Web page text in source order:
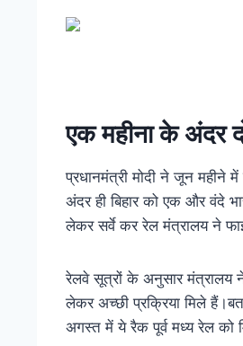
एक महीना के अंदर
प्रधानमंत्री मोदी ने जून
अंदर ही बिहार को एक और वंदे
लेकर सर्वे कर रेल मंत्रालय ने
रेलवे सूत्रों के अनुसार मंत्रालय
लेकर अच्छी प्रक्रिया मिले
अगस्त में ये रैक पूर्व मध्य रेल को